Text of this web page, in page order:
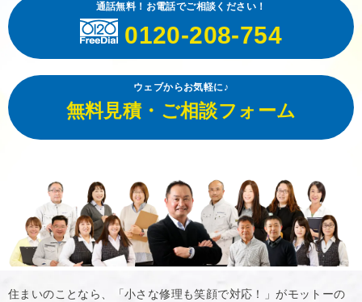
通話無料！お電話でご相談ください！
0120-208-754
ウェブからお気軽に♪
無料見積・ご相談フォーム
住まいのことなら、「小さな修理も笑顔で対応！」がモットーの